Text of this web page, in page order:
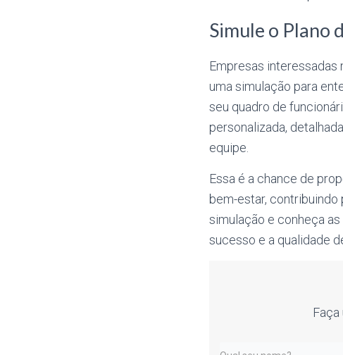
Simule o Plano
Empresas
uma simulação para
seu quadro de
personalizada,
equipe.
Essa é a chance de
bem-estar, contribuindo
simulação e conheça
sucesso e a qualidade